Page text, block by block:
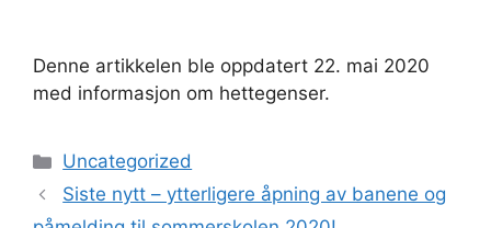
Denne artikkelen ble oppdatert 22. mai 2020
med informasjon om hettegenser.
Kategorier
Uncategorized
Siste nytt – ytterligere åpning av banene og